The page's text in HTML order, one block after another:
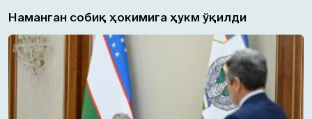
Наманган собиқ ҳокимига ҳукм ўқилди